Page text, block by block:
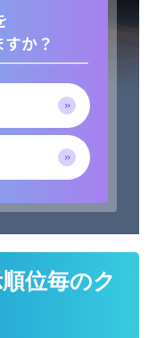
か？
位毎のク